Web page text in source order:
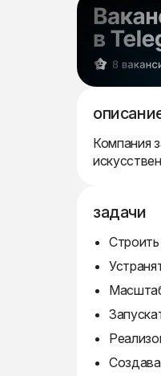
Компания
задачи